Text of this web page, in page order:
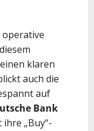
operative
klaren
auch die
auf
Bank
ihre „Buy“-